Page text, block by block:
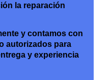
la reparación
y contamos con
autorizados para
y experiencia